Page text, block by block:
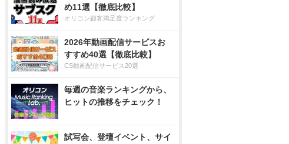
め11選【徹底比較】
オリコン顧客満足度ランキング
2026年動画配信サービスお
すすめ40選【徹底比較】
CS動画配信サービス20選
毎週の音楽ランキングから、
ヒットの推移をチェック！
試写会、登壇イベント、サイ